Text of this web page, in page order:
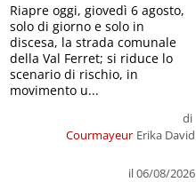
Courmayeur
di
Erika David
il 06/08/2026
Riapre oggi, giovedì 6 agosto,
solo di giorno e solo in
discesa, la strada comunale
della Val Ferret; si riduce lo
scenario di rischio, in
movimento u...